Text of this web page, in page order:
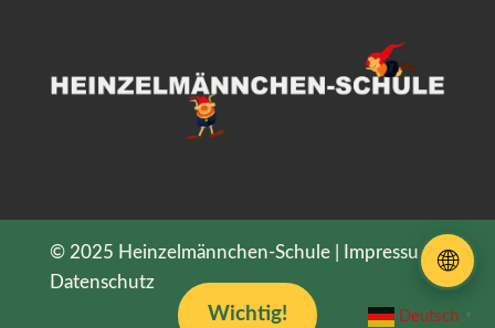
Wichtig!
© 2025 Heinzelmännchen-Schule | Impressum |
Datenschutz
Deutsch ▼
🌐